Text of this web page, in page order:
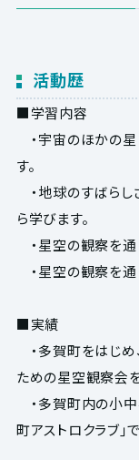
活動歴
■学習内容
・宇宙のほかの星
す。
・地球のすばら
ら学びます。
・星空の観察を通
・星空の観察を通
■実績
・多賀町をはじ
ための星空観察会
・多賀町内の小
町アストロクラ